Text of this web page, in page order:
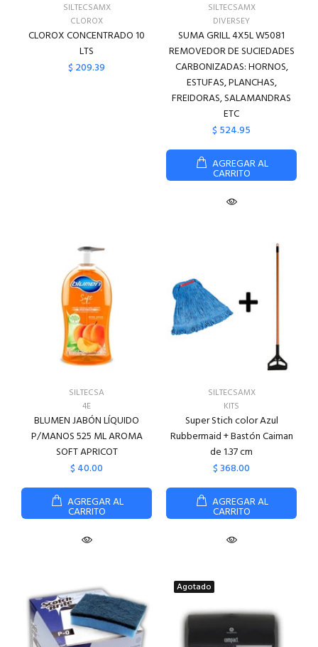
SILTECSAMX
CLOROX
CLOROX CONCENTRADO 10
LTS
$ 209.39
SILTECSAMX
DIVERSEY
SUMA GRILL 4X5L W5081
REMOVEDOR DE SUCIEDADES
CARBONIZADAS: HORNOS,
ESTUFAS, PLANCHAS,
FREIDORAS, SALAMANDRAS
ETC
$ 524.95
AGREGAR AL
CARRITO
SILTECSA
4E
BLUMEN JABÓN LÍQUIDO
P/MANOS 525 ML AROMA
SOFT APRICOT
$ 40.00
AGREGAR AL
CARRITO
SILTECSAMX
KITS
Super Stich color Azul
Rubbermaid + Bastón Caiman
de 1.37 cm
$ 368.00
AGREGAR AL
CARRITO
Agotado